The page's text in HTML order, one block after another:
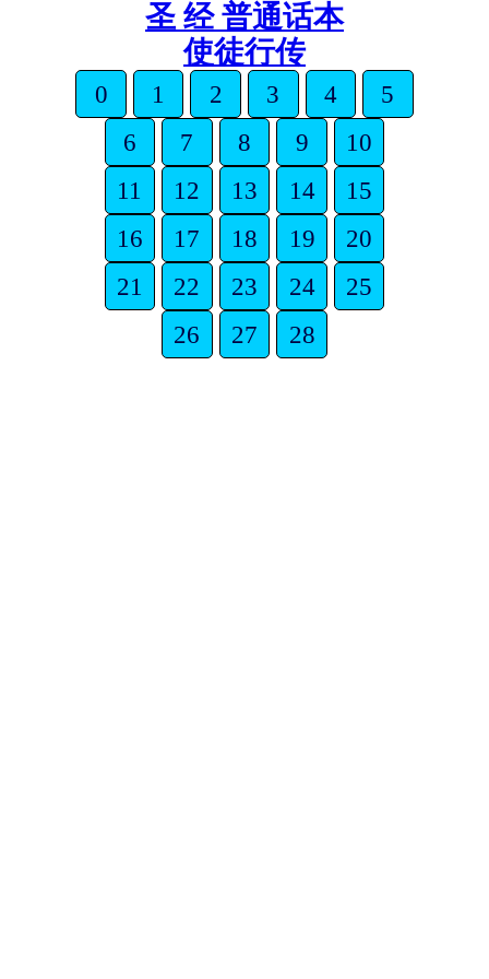
圣 经 普通话本
使徒行传
0 1 2 3 4
5
6
7 8 9
10
11
12 13 14
15
16
17 18 19
20
21
22 23 24
25
26
27 28